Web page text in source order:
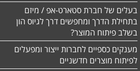
בעלים של חברת סטארט-אפ / מיזם
בתחילת הדרך ומחפשים דרך לגיוס הון
בשלב פיתוח המוצר?
מענקים כספיים לחברות ייצור ומפעלים
לפיתוח מוצרים חדשניים